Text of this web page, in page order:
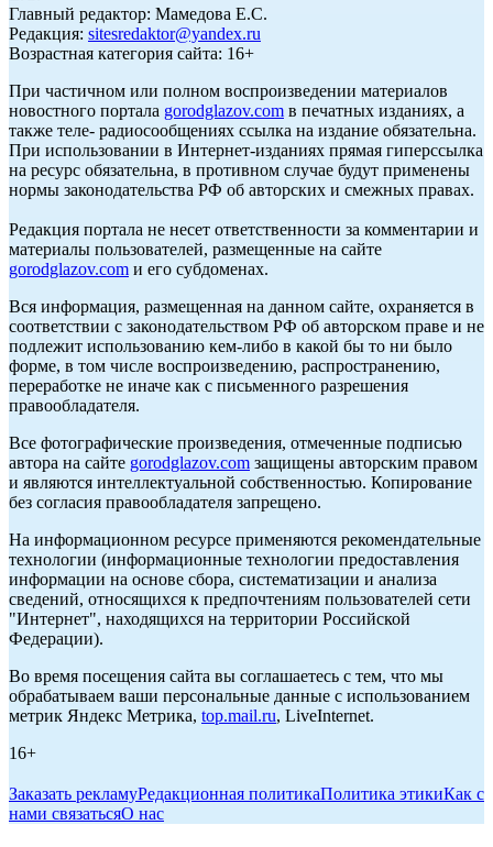
Главный редактор: Мамедова Е.С.
Редакция: sitesredaktor@yandex.ru
Возрастная категория сайта: 16+
При частичном или полном воспроизведении материалов
новостного портала gorodglazov.com в печатных изданиях, а
также теле- радиосообщениях ссылка на издание обязательна.
При использовании в Интернет-изданиях прямая гиперссылка
на ресурс обязательна, в противном случае будут применены
нормы законодательства РФ об авторских и смежных правах.
Редакция портала не несет ответственности за комментарии и
материалы пользователей, размещенные на сайте
gorodglazov.com и его субдоменах.
Вся информация, размещенная на данном сайте, охраняется в
соответствии с законодательством РФ об авторском праве и не
подлежит использованию кем-либо в какой бы то ни было
форме, в том числе воспроизведению, распространению,
переработке не иначе как с письменного разрешения
правообладателя.
Все фотографические произведения, отмеченные подписью
автора на сайте gorodglazov.com защищены авторским правом
и являются интеллектуальной собственностью. Копирование
без согласия правообладателя запрещено.
На информационном ресурсе применяются рекомендательные
технологии (информационные технологии предоставления
информации на основе сбора, систематизации и анализа
сведений, относящихся к предпочтениям пользователей сети
"Интернет", находящихся на территории Российской
Федерации).
Во время посещения сайта вы соглашаетесь с тем, что мы
обрабатываем ваши персональные данные с использованием
метрик Яндекс Метрика, top.mail.ru, LiveInternet.
16+
Заказать рекламуРедакционная политикаПолитика этикиКак с
нами связатьсяО нас